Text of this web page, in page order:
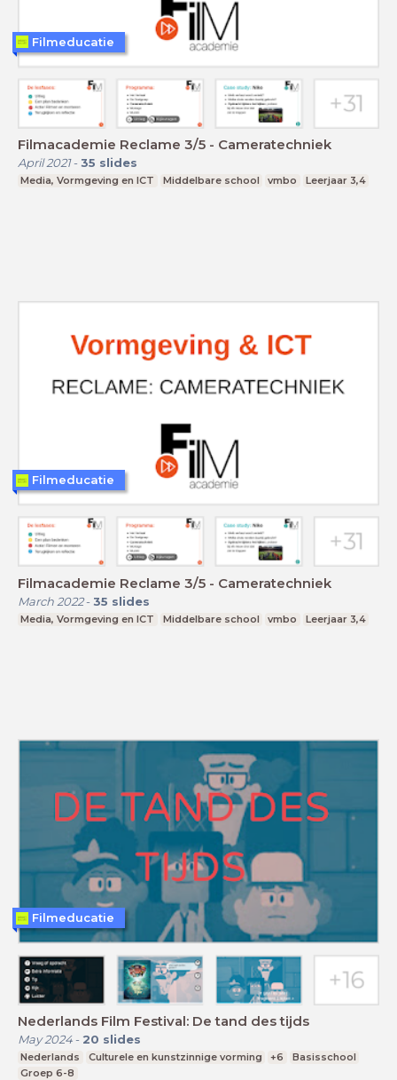
Filmacademie Reclame 3/5 - Cameratechniek
April 2021- 35 slides
Media, Vormgeving en ICT Middelbare school vmbo Leerjaar 3,4
Filmeducatie
Filmacademie Reclame 3/5 - Cameratechniek
March 2022- 35 slides
Media, Vormgeving en ICT Middelbare school vmbo Leerjaar 3,4
Filmeducatie
Nederlands Film Festival: De tand des tijds
May 2024- 20 slides
Nederlands Culturele en kunstzinnige vorming +6
Basisschool
Groep 6-8
Filmeducatie